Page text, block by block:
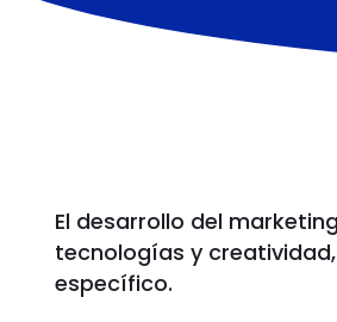
El desarrollo del
tecnologías y
específico.